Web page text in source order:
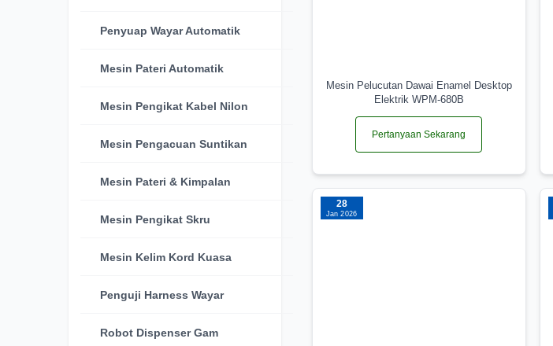
Penyuap Wayar Automatik
Mesin Pateri Automatik
Mesin Pengikat Kabel Nilon
Mesin Pengacuan Suntikan
Mesin Pateri & Kimpalan
Mesin Pengikat Skru
Mesin Kelim Kord Kuasa
Penguji Harness Wayar
Robot Dispenser Gam
Mesin Pelucutan Dawai Enamel Desktop
Elektrik WPM-680B
Pertanyaan Sekarang
28
Jan 2026